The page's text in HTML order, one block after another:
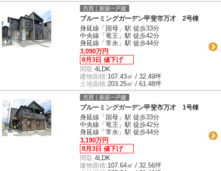
売買｜新築一戸建
ブルーミングガーデン甲斐市万才 2号棟
身延線「国母」駅 徒歩33分
中央線「竜王」駅 徒歩42分
身延線「常永」駅 徒歩44分
3,090万円
8月3日 値下げ
間取:4LDK
建物面積:107.43㎡ / 32.49坪
土地面積:203.25㎡ / 61.48坪
売買｜新築一戸建
ブルーミングガーデン甲斐市万才 1号棟
身延線「国母」駅 徒歩33分
中央線「竜王」駅 徒歩42分
身延線「常永」駅 徒歩44分
3,190万円
8月3日 値下げ
間取:4LDK
建物面積:107.64㎡ / 32.56坪